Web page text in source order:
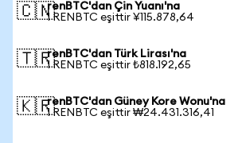
🇨🇳renBTC'dan Çin Yuanı'na
1 RENBTC eşittir ¥115.878,64
🇹🇷renBTC'dan Türk Lirası'na
1 RENBTC eşittir ₺818.192,65
🇰🇷renBTC'dan Güney Kore Wonu'na
1 RENBTC eşittir ₩24.431.316,41